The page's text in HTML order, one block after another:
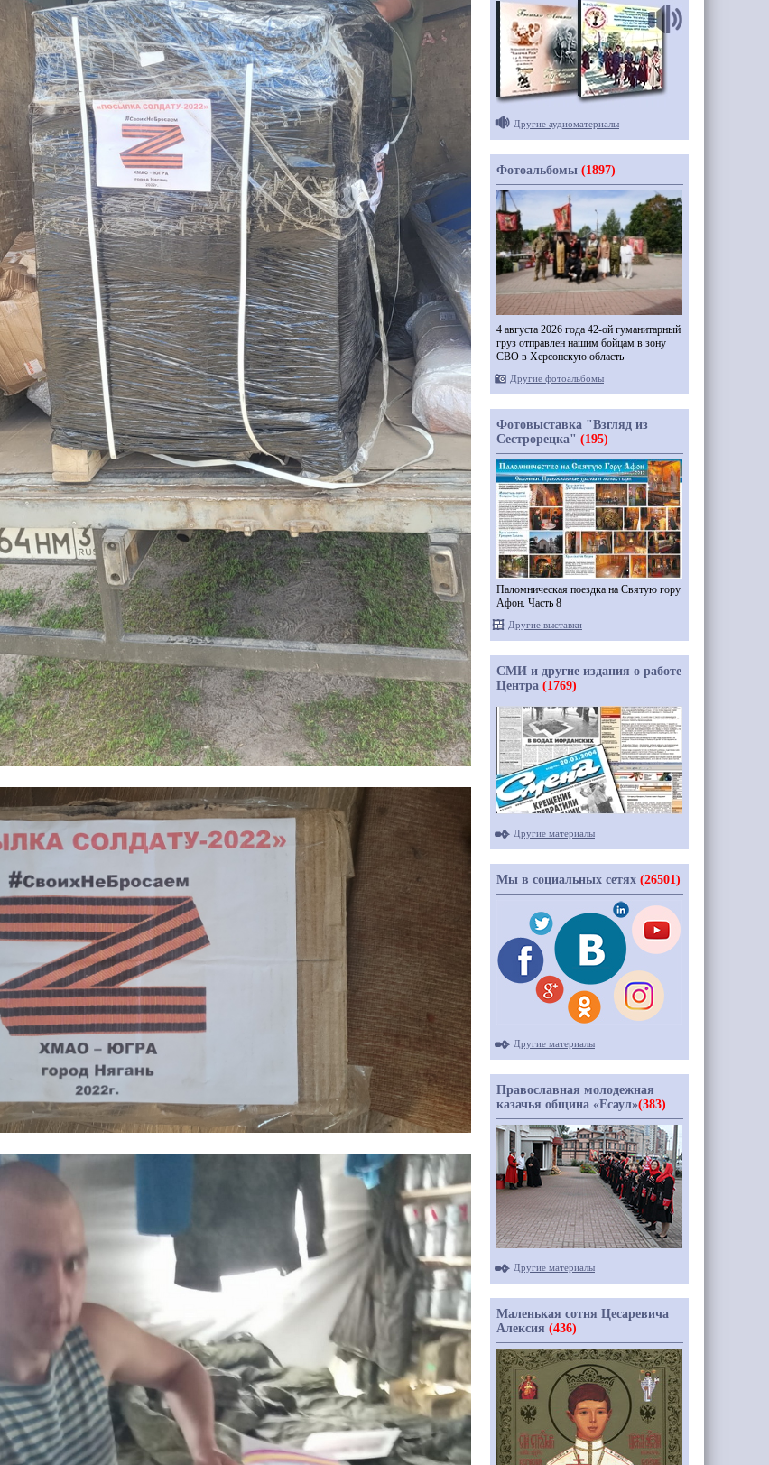
Другие аудиоматериалы
Фотоальбомы (1897)
4 августа 2026 года 42-ой гуманитарный
груз отправлен нашим бойцам в зону
СВО в Херсонскую область
Другие фотоальбомы
Фотовыставка "Взгляд из
Сестрорецка" (195)
Паломническая поездка на Святую гору
Афон. Часть 8
Другие выставки
СМИ и другие издания о работе
Центра (1769)
Другие материалы
Мы в социальных сетях (26501)
Другие материалы
Православная молодежная
казачья община «Есаул»(383)
Другие материалы
Маленькая сотня Цесаревича
Алексия (436)